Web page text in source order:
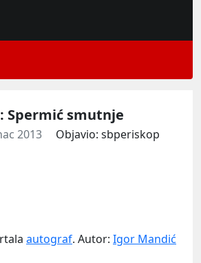
Spermić smutnje
2013 Objavio: sbperiskop
autograf. Autor: Igor Mandić